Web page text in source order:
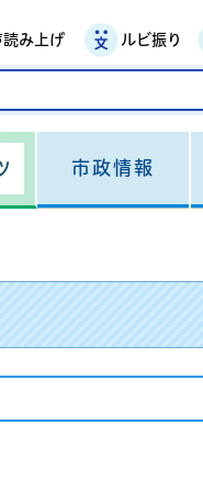
読み上げ ルビ振り
市政情報